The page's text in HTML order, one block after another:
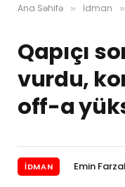
Ana Səhifə » İdman »
Qapıçı
vurdu,
off-a
İDMAN Emin